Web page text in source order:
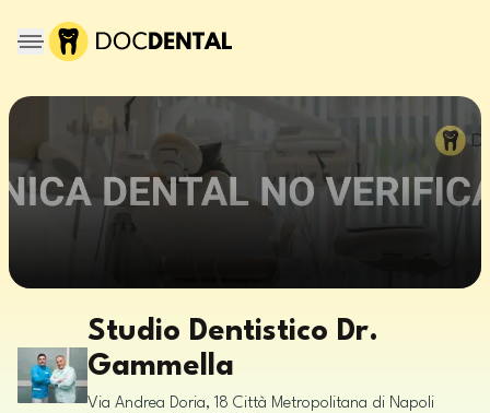
Studio Dentistico Dr.
Gammella
Via Andrea Doria, 18 Città Metropolitana di Napoli